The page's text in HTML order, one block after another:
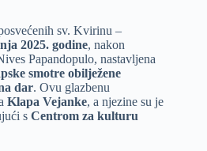
sv. Kvirinu –
2025. godine, nakon
Papandopulo, nastavljena
smotre obilježene
dar. Ovu glazbenu
Klapa Vejanke, a njezine su je
s Centrom za kulturu